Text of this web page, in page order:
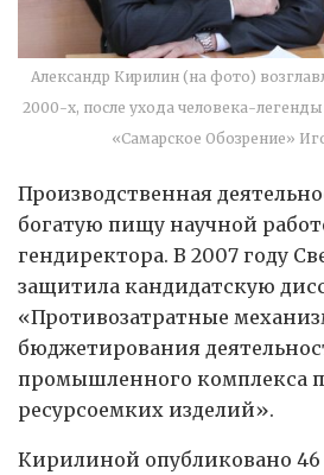
Александр Кирилин (на фото)
2000-х, после ухода человека-
«Самарское Обозрение»
Производственная
богатую пищу научной
гендиректора. В 2007 году
защитила кандидатскую
«Противозатратные
бюджетирования
промышленного комплекса
ресурсоемких изделий».
Кирилиной опубликовано 46